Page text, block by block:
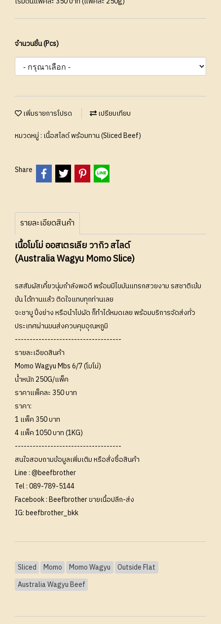
จำนวนชิ้น (Pcs)
เพิ่มรายการโปรด
เปรียบเทียบ
หมวดหมู่ : เนื้อสไลด์ พร้อมทาน (Sliced Beef)
Share
รายละเอียดสินค้า
เนื้อโมโม่ ออสเตรเลีย วากิว สไลด์
(Australia Wagyu Momo Slice)
รสสัมผัสเคี้ยวนุ่มกำลังพอดี พร้อมมีไขมันแทรกสวยงาม รสชาติเข้ม
ข้น ได้ทานแล้ว ติดใจแทบทุกท่านเลย
จะชาบู ปิ้งย่าง หรือนำไปผัด ก็ทำได้หมดเลย พร้อมบริการจัดส่งทั่ว
ประเทศผ่านขนส่งควบคุมอุณหภูมิ
------------------------------------
รายละเอียดสินค้า
Momo Wagyu Mbs 6/7 (โมโม่)
น้ำหนัก 250G/แพ็ค
ราคาแพ็คละ 350 บาท
ราคา:
1 แพ็ค 350 บาท
4 แพ็ค 1050 บาท (1KG)
------------------------------------
สนใจสอบถามข้อมูลเพิ่มเติม หรือสั่งซื้อสินค้า
Line :@beefbrother
Tel :089-789-5144
Facebook :Beefbrother ขายเนื้อปลีก-ส่ง
IG:beefbrother_bkk
Sliced Momo Momo Wagyu
Outside Flat
Australia Wagyu Beef